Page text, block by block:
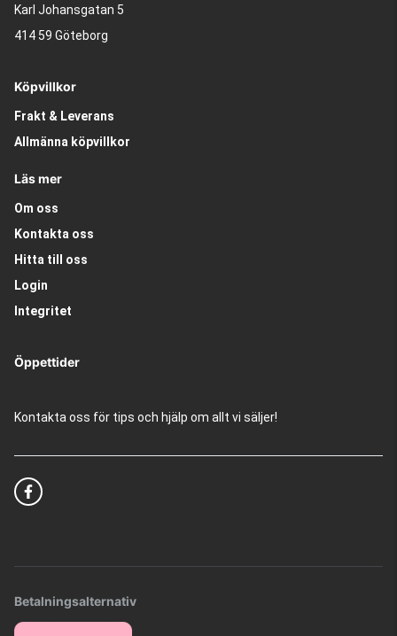
Karl Johansgatan 5
414 59 Göteborg
Köpvillkor
Frakt & Leverans
Allmänna köpvillkor
Läs mer
Om oss
Kontakta oss
Hitta till oss
Login
Integritet
Öppettider
Kontakta oss för tips och hjälp om allt vi säljer!
Betalningsalternativ